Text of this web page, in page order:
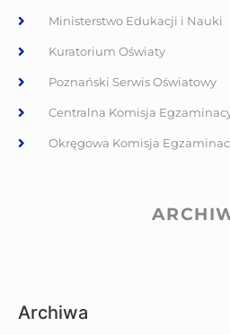
Ministerstwo Edukacji i Nauki
Kuratorium Oświaty
Poznański Serwis Oświatowy
Centralna Komisja
Okręgowa Komisja
Archiwa